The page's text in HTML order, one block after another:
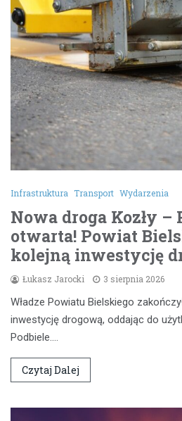
Infrastruktura Transport Wydarzenia
Nowa droga Kozły –
otwarta! Powiat
kolejną inwestycję
Łukasz Jarocki 3 sierpnia 2026
Władze Powiatu Bielskiego
inwestycję drogową, oddając do
Podbiele.…
Czytaj Dalej